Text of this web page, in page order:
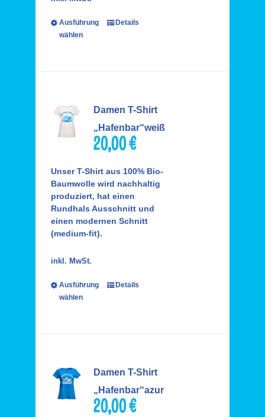
Ausführung
wählen
Details
Damen T-Shirt
„Hafenbar“weiß
20,00€
Unser T-Shirt aus 100% Bio-
Baumwolle wird nachhaltig
produziert, hat einen
Rundhals Ausschnitt und
einen modernen Schnitt
(medium-fit).
inkl. MwSt.
Ausführung
wählen
Details
Damen T-Shirt
„Hafenbar“azur
20,00€